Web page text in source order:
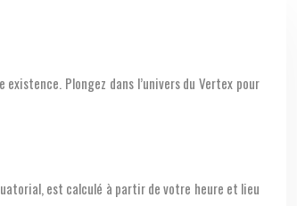
est calculé à partir de votre heure et lieu